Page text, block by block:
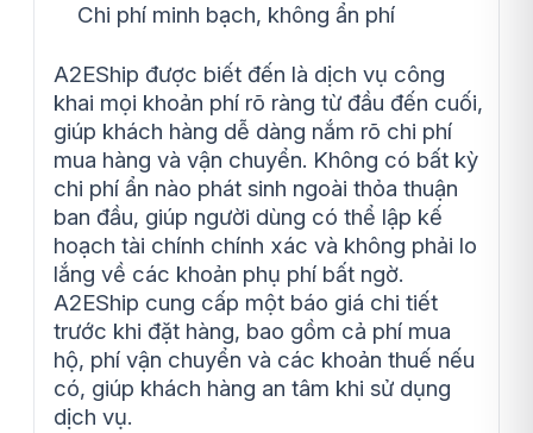
Chi phí minh bạch, không ẩn phí
A2EShip được biết đến là dịch vụ công
khai mọi khoản phí rõ ràng từ đầu đến cuối,
giúp khách hàng dễ dàng nắm rõ chi phí
mua hàng và vận chuyển. Không có bất kỳ
chi phí ẩn nào phát sinh ngoài thỏa thuận
ban đầu, giúp người dùng có thể lập kế
hoạch tài chính chính xác và không phải lo
lắng về các khoản phụ phí bất ngờ.
A2EShip cung cấp một báo giá chi tiết
trước khi đặt hàng, bao gồm cả phí mua
hộ, phí vận chuyển và các khoản thuế nếu
có, giúp khách hàng an tâm khi sử dụng
dịch vụ.